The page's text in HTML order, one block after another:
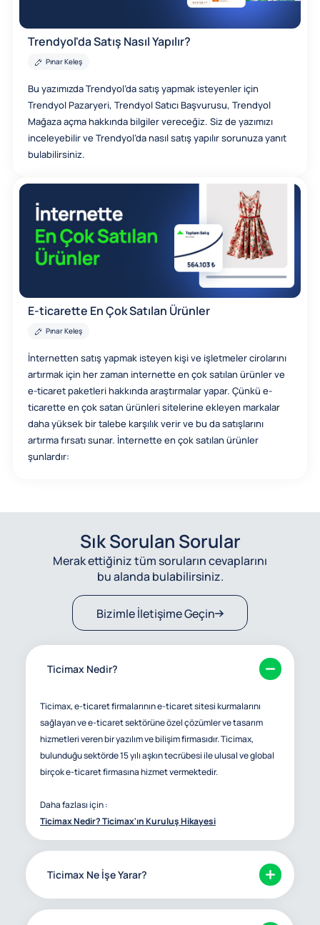
Trendyol'da Satış Nasıl Yapılır?
Pınar Keleş
Bu yazımızda Trendyol’da satış yapmak isteyenler için
Trendyol Pazaryeri, Trendyol Satıcı Başvurusu, Trendyol
Mağaza açma hakkında bilgiler vereceğiz. Siz de yazımızı
inceleyebilir ve Trendyol’da nasıl satış yapılır sorunuza yanıt
bulabilirsiniz.
E-ticarette En Çok Satılan Ürünler
Pınar Keleş
İnternetten satış yapmak isteyen kişi ve işletmeler cirolarını
artırmak için her zaman internette en çok satılan ürünler ve
e-ticaret paketleri hakkında araştırmalar yapar. Çünkü e-
ticarette en çok satan ürünleri sitelerine ekleyen markalar
daha yüksek bir talebe karşılık verir ve bu da satışlarını
artırma fırsatı sunar. İnternette en çok satılan ürünler
şunlardır:
Sık Sorulan Sorular
Merak ettiğiniz tüm soruların cevaplarını
bu alanda bulabilirsiniz.
Bizimle İletişime Geçin
Ticimax Nedir?
Ticimax, e-ticaret firmalarının e-ticaret sitesi kurmalarını
sağlayan ve e-ticaret sektörüne özel çözümler ve tasarım
hizmetleri veren bir yazılım ve bilişim firmasıdır. Ticimax,
bulunduğu sektörde 15 yılı aşkın tecrübesi ile ulusal ve global
birçok e-ticaret firmasına hizmet vermektedir.
Daha fazlası için :
Ticimax Nedir? Ticimax'ın Kuruluş Hikayesi
Ticimax Ne İşe Yarar?